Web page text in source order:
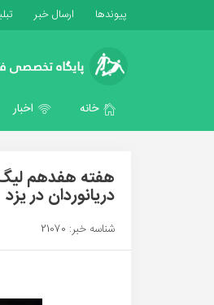
پیوندها ارسال خبر
خانه اخبار
هفته هفدهم لیگ
دریانوردان در یزد
شناسه خبر: 21070